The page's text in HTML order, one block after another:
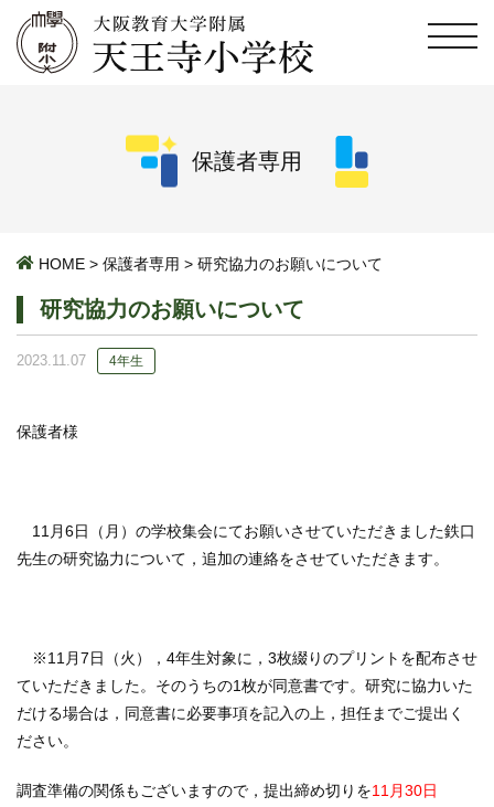
保護者専用
HOME > 保護者専用 > 研究協力のお願いについて
研究協力のお願いについて
2023.11.07 4年生
保護者様
11月6日（月）の学校集会にてお願いさせていただきました鉄口
先生の研究協力について，追加の連絡をさせていただきます。
※11月7日（火），4年生対象に，3枚綴りのプリントを配布させ
ていただきました。そのうちの1枚が同意書です。研究に協力いた
だける場合は，同意書に必要事項を記入の上，担任までご提出く
ださい。
調査準備の関係もございますので，提出締め切りを11月30日